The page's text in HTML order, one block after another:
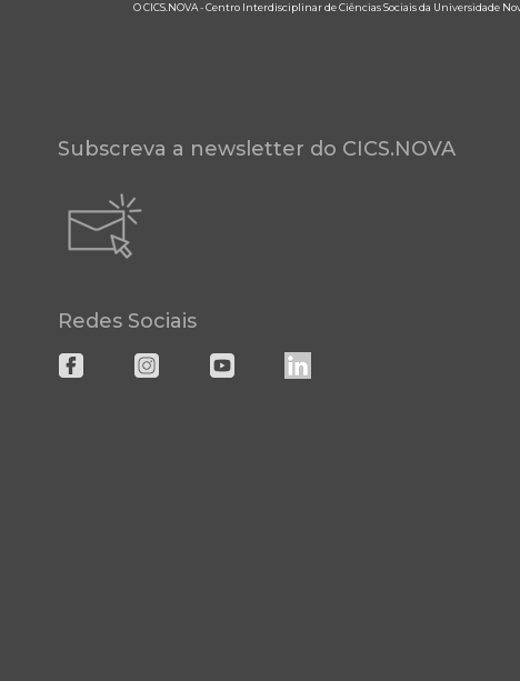
O CICS.NOVA - Centro Interdisciplinar de Ciências Sociais da Universidade
Subscreva a newsletter do CICS.NOVA
Redes Sociais